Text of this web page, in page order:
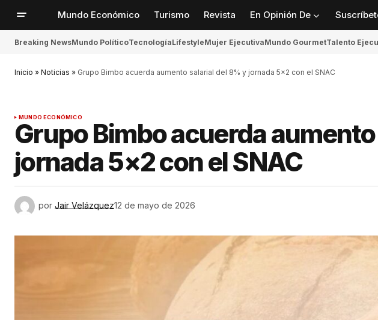
Mundo Económico Turismo Revista En Opinión De
Breaking NewsMundo PolíticoTecnologíaLifestyleMujer EjecutivaMundo GourmetTalento
Inicio » Noticias » Grupo Bimbo acuerda aumento salarial del 8% y jornada 5×2 con el SNAC
MUNDO ECONÓMICO
Grupo Bimbo acuerda
jornada 5×2 con el SNAC
por Jair Velázquez12 de mayo de 2026